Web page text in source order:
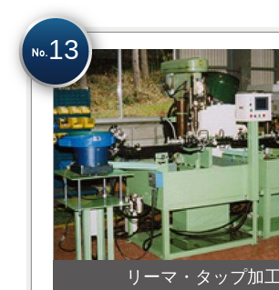
13
リーマ・タップ加